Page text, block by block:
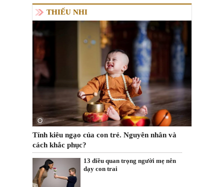
THIẾU NHI
Tính kiêu ngạo của con trẻ. Nguyên nhân và
cách khắc phục?
13 điều quan trọng người mẹ nên
dạy con trai